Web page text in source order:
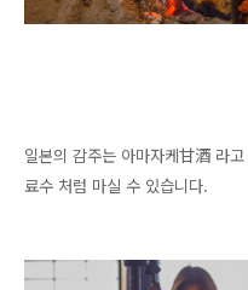
일본의 감주는 아마자케甘酒 라
료수 처럼 마실 수 있습니다.